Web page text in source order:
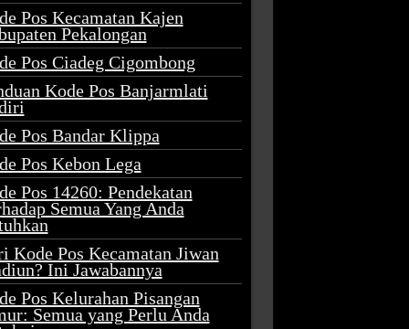
Pos Kecamatan Kajen
Pekalongan
Pos Ciadeg Cigombong
Kode Pos Banjarmlati
Pos Bandar Klippa
Pos Kebon Lega
Pos 14260: Pendekatan
Semua Yang Anda
Kode Pos Kecamatan Jiwan
Ini Jawabannya
Pos Kelurahan Pisangan
Semua yang Perlu Anda